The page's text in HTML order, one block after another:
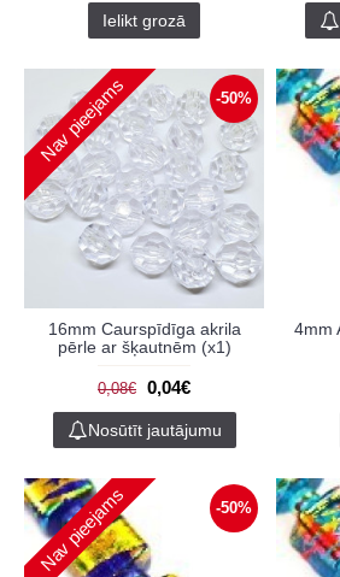
Ielikt grozā
-50%
Nav pieejams
16mm Caurspīdīga akrila
pērle ar šķautnēm (x1)
0,08€ 0,04€
Nosūtīt jautājumu
4mm
-50%
Nav pieejams